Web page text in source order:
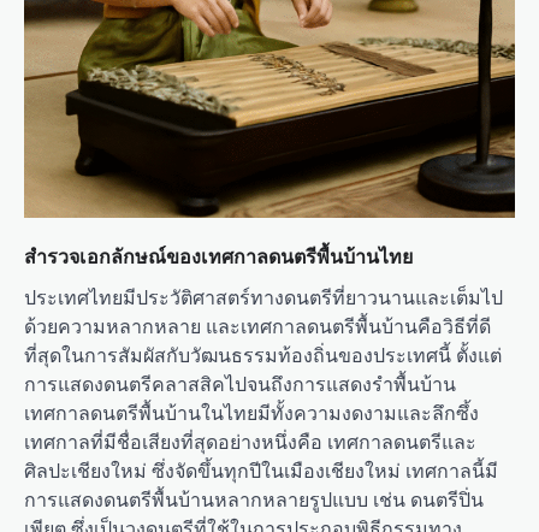
สำรวจเอกลักษณ์ของเทศกาลดนตรีพื้นบ้านไทย
ประเทศไทยมีประวัติศาสตร์ทางดนตรีที่ยาวนานและเต็มไป
ด้วยความหลากหลาย และเทศกาลดนตรีพื้นบ้านคือวิธีที่ดี
ที่สุดในการสัมผัสกับวัฒนธรรมท้องถิ่นของประเทศนี้ ตั้งแต่
การแสดงดนตรีคลาสสิคไปจนถึงการแสดงรำพื้นบ้าน
เทศกาลดนตรีพื้นบ้านในไทยมีทั้งความงดงามและลึกซึ้ง
เทศกาลที่มีชื่อเสียงที่สุดอย่างหนึ่งคือ เทศกาลดนตรีและ
ศิลปะเชียงใหม่ ซึ่งจัดขึ้นทุกปีในเมืองเชียงใหม่ เทศกาลนี้มี
การแสดงดนตรีพื้นบ้านหลากหลายรูปแบบ เช่น ดนตรีปิ่น